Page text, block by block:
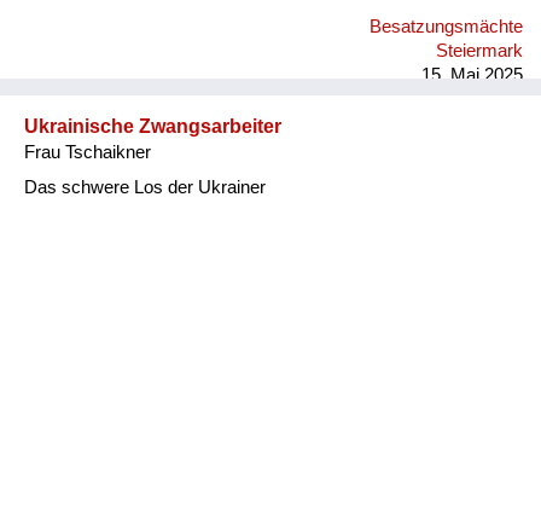
Besatzungsmächte
Steiermark
15. Mai 2025
Ukrainische Zwangsarbeiter
Frau Tschaikner
Das schwere Los der Ukrainer